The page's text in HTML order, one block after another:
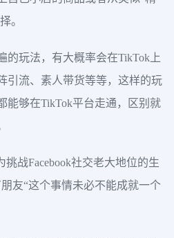
。
的玩法，有大概率会在TikTok上
引流、素人带货等等，这样的玩
能够在TikTok平台走通，区别就
战Facebook社交老大地位的生
友“这个事情未必不能成就一个